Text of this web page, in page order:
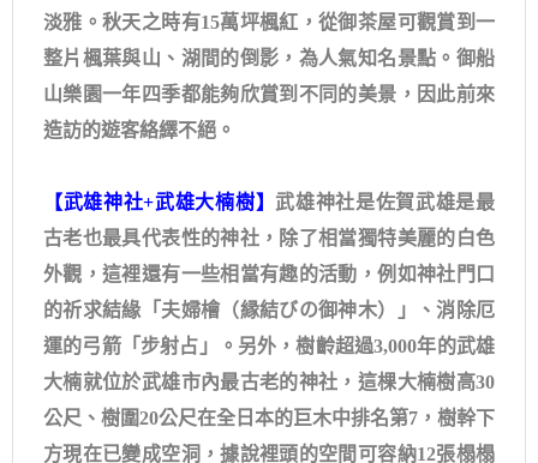
淡雅。秋天之時有15萬坪楓紅，從御茶屋可觀賞到一
整片楓葉與山、湖間的倒影，為人氣知名景點。御船
山樂園一年四季都能夠欣賞到不同的美景，因此前來
造訪的遊客絡繹不絕。
【武雄神社+武雄大楠樹】 武雄神社是佐賀武雄是最
古老也最具代表性的神社，除了相當獨特美麗的白色
外觀，這裡還有一些相當有趣的活動，例如神社門口
的祈求結緣「夫婦檜（縁結びの御神木）」、消除厄
運的弓箭「步射占」。另外，樹齡超過3,000年的武雄
大楠就位於武雄市內最古老的神社，這棵大楠樹高30
公尺、樹圍20公尺在全日本的巨木中排名第7，樹幹下
方現在已變成空洞，據說裡頭的空間可容納12張榻榻